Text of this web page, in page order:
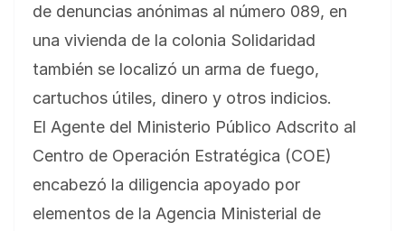
de denuncias anónimas al número 089, en
una vivienda de la colonia Solidaridad
también se localizó un arma de fuego,
cartuchos útiles, dinero y otros indicios.
El Agente del Ministerio Público Adscrito al
Centro de Operación Estratégica (COE)
encabezó la diligencia apoyado por
elementos de la Agencia Ministerial de